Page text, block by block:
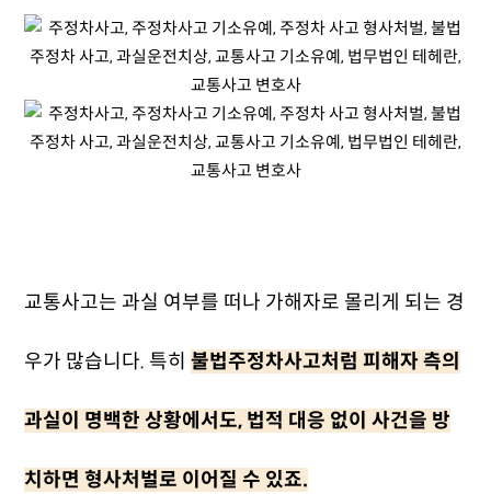
교통사고는 과실 여부를 떠나 가해자로 몰리게 되는 경
우가 많습니다. 특히불법주정차사고처럼 피해자 측의
과실이 명백한 상황에서도, 법적 대응 없이 사건을 방
치하면 형사처벌로 이어질 수 있죠.